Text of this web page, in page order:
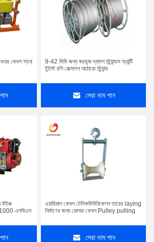
কেবল স্তর
9-42 মিমি জন্য ষড়ভুজ দ্বাদশ স্ট্র্যান্ডস অ্যান্টি
টুইস্ট রশি হেক্সাগন আঠারো স্ট্র্যান্ড
সেরা দাম পান
উইঞ্চ
এলবিএস
এয়ারিয়াল কেবল টেলিকমিউনিকেশন তারের laying
নির্মাণের জন্য রোলার কেবল Pulley pulling
সেরা দাম পান